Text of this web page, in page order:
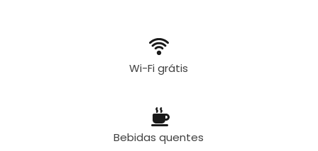
Wi-Fi grátis
Bebidas quentes